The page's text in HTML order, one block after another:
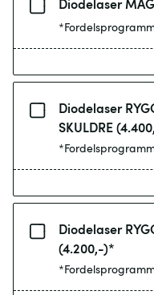
Diodelaser
Diodelaser
SKULDRE
Diodelaser
(4.200,-)*